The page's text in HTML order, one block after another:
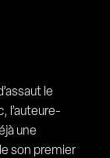
le
l’auteure-
une
son premier